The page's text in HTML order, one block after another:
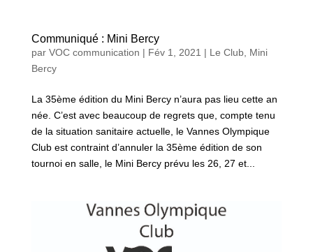
Communiqué : Mini Bercy
par VOC communication | Fév 1, 2021 | Le Club, Mini
Bercy
La 35ème édition du Mini Bercy n’aura pas lieu cette an
née. C’est avec beaucoup de regrets que, compte tenu
de la situation sanitaire actuelle, le Vannes Olympique
Club est contraint d’annuler la 35ème édition de son
tournoi en salle, le Mini Bercy prévu les 26, 27 et...